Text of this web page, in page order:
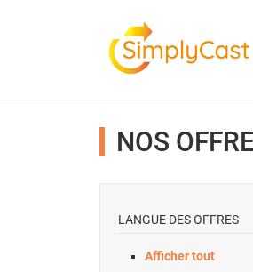
NOS
LANGUE DES OFFRES
Afficher tout